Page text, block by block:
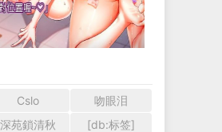
Cslo
吻眼泪
深苑鎖清秋
[db:标签]